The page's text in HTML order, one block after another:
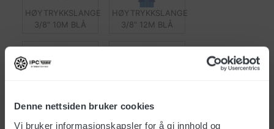
Denne nettsiden bruker cookies
Vi bruker informasjonskapsler for å gi innhold og
HØYTRYKKSLANGE
3/8" 10M BLÅ
HØYTRYKKSLANGE
3/8" 12M BLÅ
3/8" 15M BLÅ
3/8" 20M BLÅ